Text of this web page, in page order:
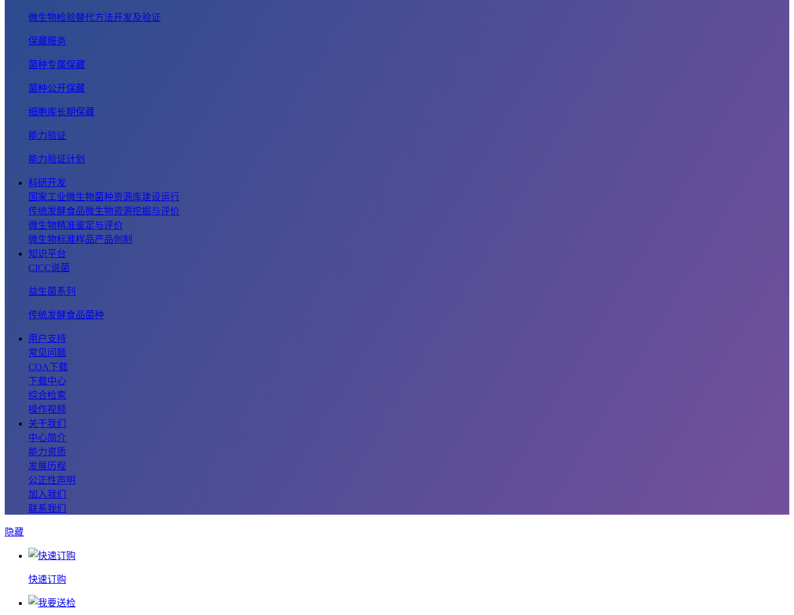
微生物检验替代方法开发及验证
保藏服务
菌种专属保藏
菌种公开保藏
细胞库长期保藏
能力验证
能力验证计划
科研开发
国家工业微生物菌种资源库建设运行
传统发酵食品微生物资源挖掘与评价
微生物精准鉴定与评价
微生物标准样品产品创制
知识平台
CICC说菌
益生菌系列
传统发酵食品菌种
用户支持
常见问题
COA下载
下载中心
综合检索
操作视频
关于我们
中心简介
能力资质
发展历程
公正性声明
加入我们
联系我们
隐藏
快速订购